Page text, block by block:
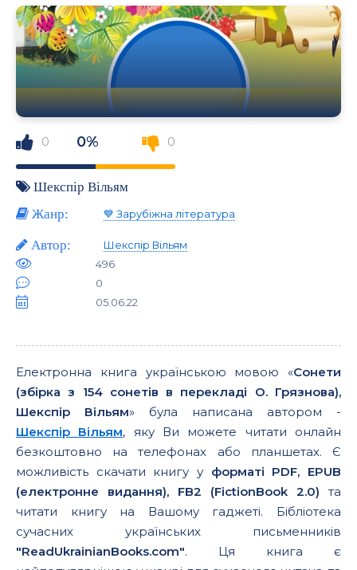
0 0% 0
Шекспір Вільям
Жанр:
💙 Зарубіжна література
Автор:
Шекспір Вільям
496
0
05.06.22
Електронна книга українською мовою «Сонети
(збірка з 154 сонетів в перекладі О. Грязнова),
Шекспір Вільям» була написана автором -
Шекспір Вільям, яку Ви можете читати онлайн
безкоштовно на телефонах або планшетах. Є
можливість скачати книгу у форматі PDF, EPUB
(електронне видання), FB2 (FictionBook 2.0) та
читати книгу на Вашому гаджеті. Бібліотека
сучасних українських письменників
"ReadUkrainianBooks.com". Ця книга є